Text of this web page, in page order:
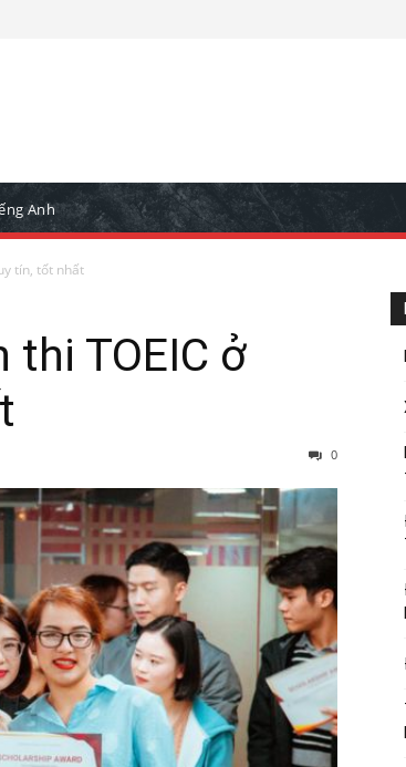
Anh
tín, tốt nhất
TOEIC ở
0